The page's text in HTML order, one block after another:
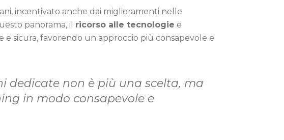
incentivato anche dai miglioramenti nelle
panorama, il ricorso alle tecnologie e
e sicura, favorendo un approccio più consapevole e
dedicate non è più una scelta, ma
in modo consapevole e